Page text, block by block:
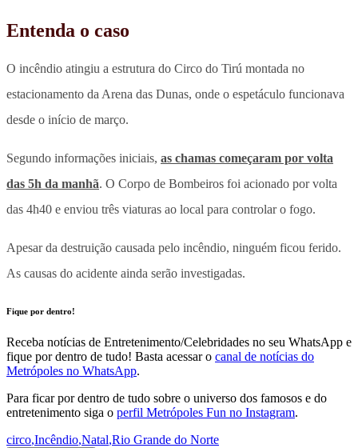
Entenda o caso
O incêndio atingiu a estrutura do Circo do Tirú montada no
estacionamento da Arena das Dunas, onde o espetáculo funcionava
desde o início de março.
Segundo informações iniciais, as chamas começaram por volta
das 5h da manhã. O Corpo de Bombeiros foi acionado por volta
das 4h40 e enviou três viaturas ao local para controlar o fogo.
Apesar da destruição causada pelo incêndio, ninguém ficou ferido.
As causas do acidente ainda serão investigadas.
Fique por dentro!
Receba notícias de Entretenimento/Celebridades no seu WhatsApp e
fique por dentro de tudo! Basta acessar o canal de notícias do
Metrópoles no WhatsApp.
Para ficar por dentro de tudo sobre o universo dos famosos e do
entretenimento siga o perfil Metrópoles Fun no Instagram.
circo,Incêndio,Natal,Rio Grande do Norte